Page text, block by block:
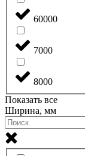
60000
7000
8000
Показать все
Ширина, мм